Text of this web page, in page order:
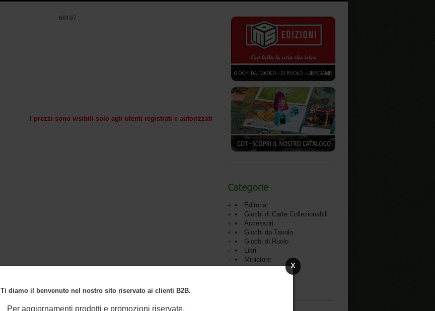
Ti diamo il benvenuto nel nostro sito riservato ai clienti B2B.
Per aggiornamenti prodotti e promozioni riservate,
x
68197
I prezzi sono visibili solo agli utenti registrati e autorizzati
Categorie
Editoria
Giochi di Carte Collezionabili
Accessori
Giochi da Tavolo
Giochi di Ruolo
Libri
Miniature
Giocattoli